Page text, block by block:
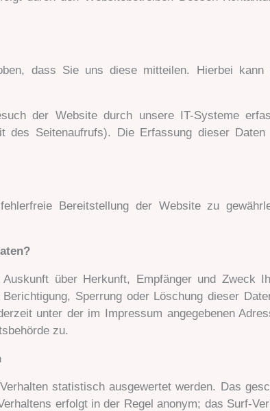
dass Sie uns diese mitteilen. Hierbei
der Website durch unsere IT-Systeme
des Seitenaufrufs). Die Erfassung dieser
Bereitstellung der Website zu
über Herkunft, Empfänger und Zweck
Sperrung oder Löschung dieser
unter der im Impressum angegebenen
zu.
statistisch ausgewertet werden. Das
erfolgt in der Regel anonym; das Surf-